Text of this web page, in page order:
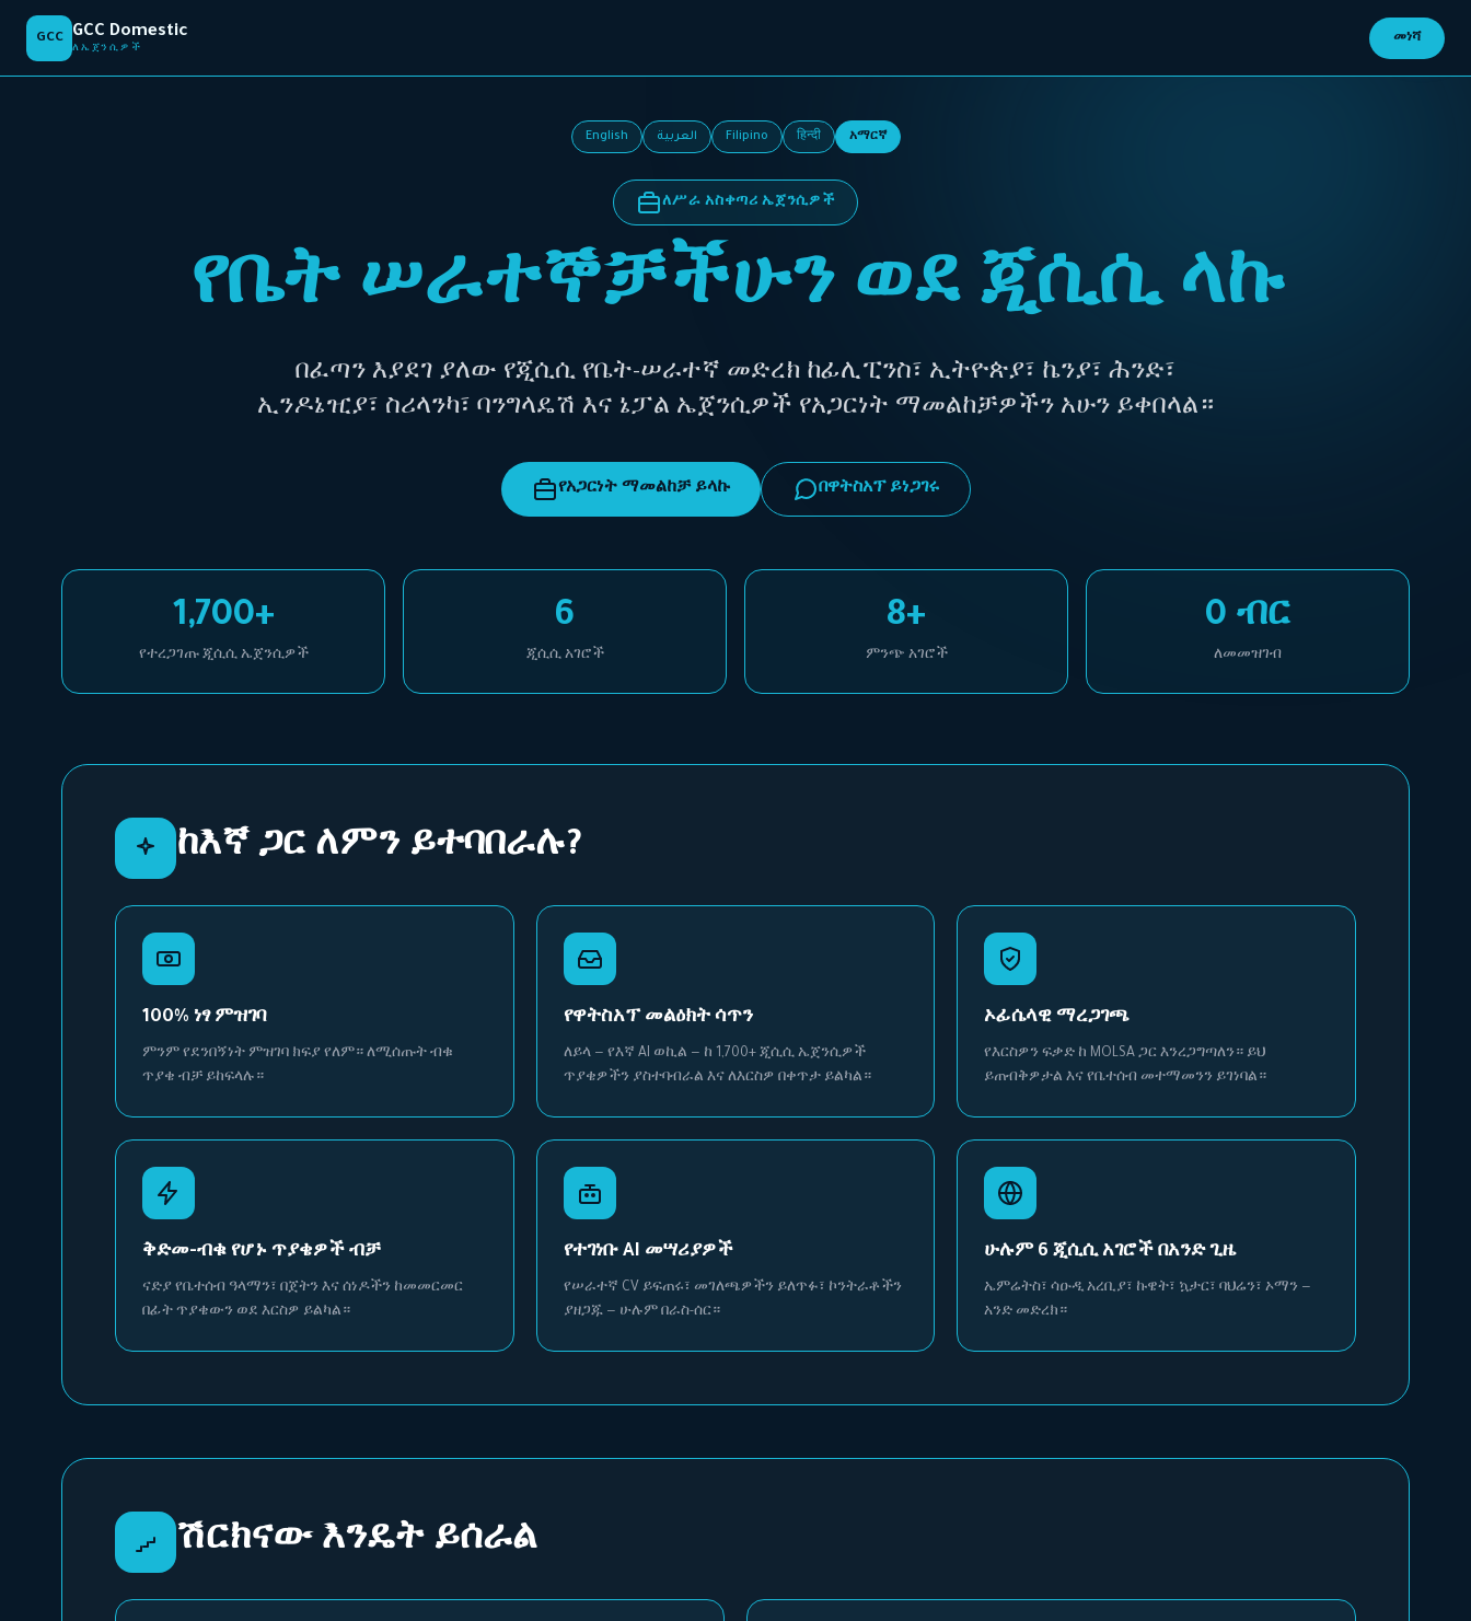
GCC GCC Domestic
ለኤጀንሲዎች
መነሻ
English العربية Filipino हिन्दी አማርኛ
ለሥራ አስቀጣሪ ኤጀንሲዎች
የቤት ሠራተኞቻችሁን ወደ ጂሲሲ ላኩ
በፈጣን እያደገ ያለው የጂሲሲ የቤት-ሠራተኛ መድረክ ከፊሊፒንስ፣ ኢትዮጵያ፣ ኬንያ፣ ሕንድ፣
ኢንዶኔዢያ፣ ስሪላንካ፣ ባንግላዴሽ እና ኔፓል ኤጀንሲዎች የአጋርነት ማመልከቻዎችን አሁን ይቀበላል።
የአጋርነት ማመልከቻ ይላኩ በዋትስአፕ ይነጋገሩ
1,700+
የተረጋገጡ ጂሲሲ ኤጀንሲዎች
6
ጂሲሲ አገሮች
8+
ምንጭ አገሮች
0 ብር
ለመመዝገብ
ከእኛ ጋር ለምን ይተባበራሉ?
100% ነፃ ምዝገባ
ምንም የደንበኝነት ምዝገባ ክፍያ የለም። ለሚሰጡት ብቁ
ጥያቄ ብቻ ይከፍላሉ።
የዋትስአፕ መልዕክት ሳጥን
ለይላ — የእኛ AI ወኪል — ከ 1,700+ ጂሲሲ ኤጀንሲዎች
ጥያቄዎችን ያስተባብራል እና ለእርስዎ በቀጥታ ይልካል።
ኦፊሴላዊ ማረጋገጫ
የእርስዎን ፍቃድ ከ MOLSA ጋር እንረጋግጣለን። ይህ
ይጠብቅዎታል እና የቤተሰብ መተማመንን ይገነባል።
ቅድመ-ብቁ የሆኑ ጥያቄዎች ብቻ
ናድያ የቤተሰብ ዓላማን፣ በጀትን እና ሰነዶችን ከመመርመር
በፊት ጥያቄውን ወደ እርስዎ ይልካል።
የተገነቡ AI መሣሪያዎች
የሠራተኛ CV ይፍጠሩ፣ መገለጫዎችን ይለጥፉ፣ ኮንትራቶችን
ያዘጋጁ — ሁሉም በራስ-ሰር።
ሁሉም 6 ጂሲሲ አገሮች በአንድ ጊዜ
ኤምሬትስ፣ ሳዑዲ አረቢያ፣ ኩዌት፣ ኳታር፣ ባህሬን፣ ኦማን —
አንድ መድረክ።
ሽርክናው እንዴት ይሰራል
GCC
GCC Domestic
AI-POWERED PLATFORM
Home
Find Agency